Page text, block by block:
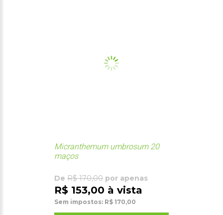
Micranthemum umbrosum 20
maços
De R$ 170,00 por apenas
R$ 153,00 à vista
Sem impostos: R$ 170,00